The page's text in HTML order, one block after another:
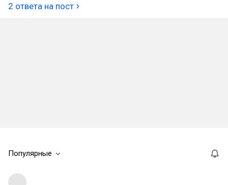
2 ответа на пост
Популярные